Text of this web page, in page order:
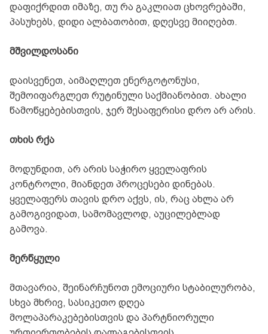
დაფიქრდით იმაზე, თუ რა გაკლიათ ცხოვრებაში,
პასუხებს, დიდი ალბათობით, დღესვე მიიღებთ.
მშვილდოსანი
დაისვენეთ, აიმაღლეთ ენერგოტონუსი,
შემოიფარგლეთ რუტინული საქმიანობით. ახალი
წამოწყებებისთვის, ჯერ შესაფერისი დრო არ არის.
თხის რქა
მოდუნდით, არ არის საჭირო ყველაფრის
კონტროლი, მიანდეთ პროცესები დინებას.
ყველაფერს თავის დრო აქვს, ის, რაც ახლა არ
გამოგივიდათ, სამომავლოდ, აუცილებლად
გამოვა.
მერწყული
მთავარია, შეინარჩუნოთ ემოციური სტაბილურობა,
სხვა მხრივ, სასიკეთო დღეა
მოლაპარაკებებისთვის და პარტნიორული